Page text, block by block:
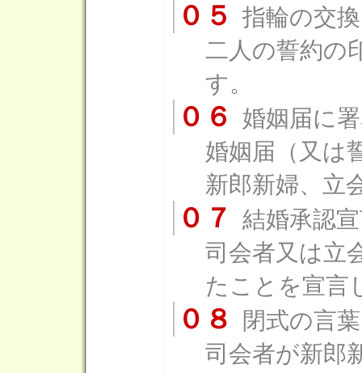
０５
指輪の交換
二人の誓約の
す。
０６
婚姻届に
婚姻届（又は
新郎新婦、立
０７
結婚承認
司会者又は立
たことを宣言
０８
閉式の言葉
司会者が新郎